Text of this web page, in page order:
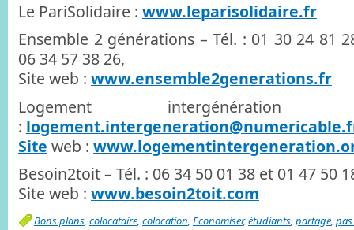
Le PariSolidaire : www.leparisolidaire.fr
Ensemble 2 générations – Tél. : 01 30 24 81
06 34 57 38 26,
Site web : www.ensemble2generations.fr
Logement
:
Site web :
Besoin2toit – Tél. : 06 34 50 01 38 et 01 47 50
Site web : www.besoin2toit.com
Bons plans, colocataire, colocation, Economiser,étudiants, partage, pas